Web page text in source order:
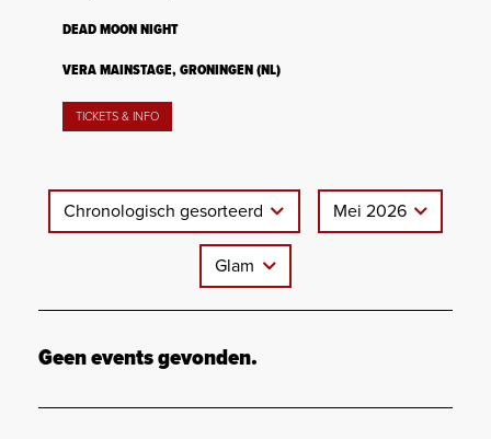
DEAD MOON NIGHT
VERA MAINSTAGE, GRONINGEN (NL)
TICKETS & INFO
Chronologisch gesorteerd Mei 2026
Glam
Geen events gevonden.